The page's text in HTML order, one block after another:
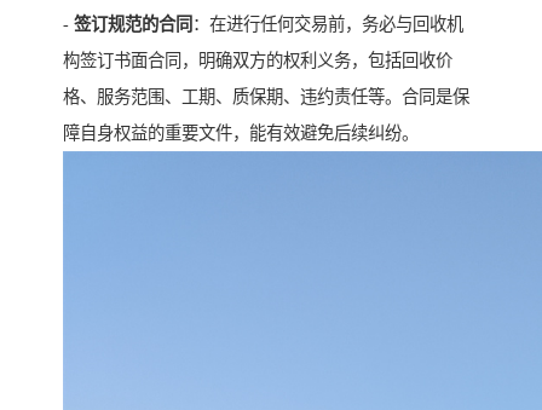
- 签订规范的合同 ：在进行任何交易前，务必与回收机
构签订书面合同，明确双方的权利义务，包括回收价
格、服务范围、工期、质保期、违约责任等。合同是保
障自身权益的重要文件，能有效避免后续纠纷。